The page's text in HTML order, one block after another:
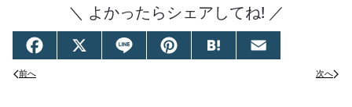
＼ よかったらシェアしてね! ／
Facebook Pinterest Hatena
前へ 次へ